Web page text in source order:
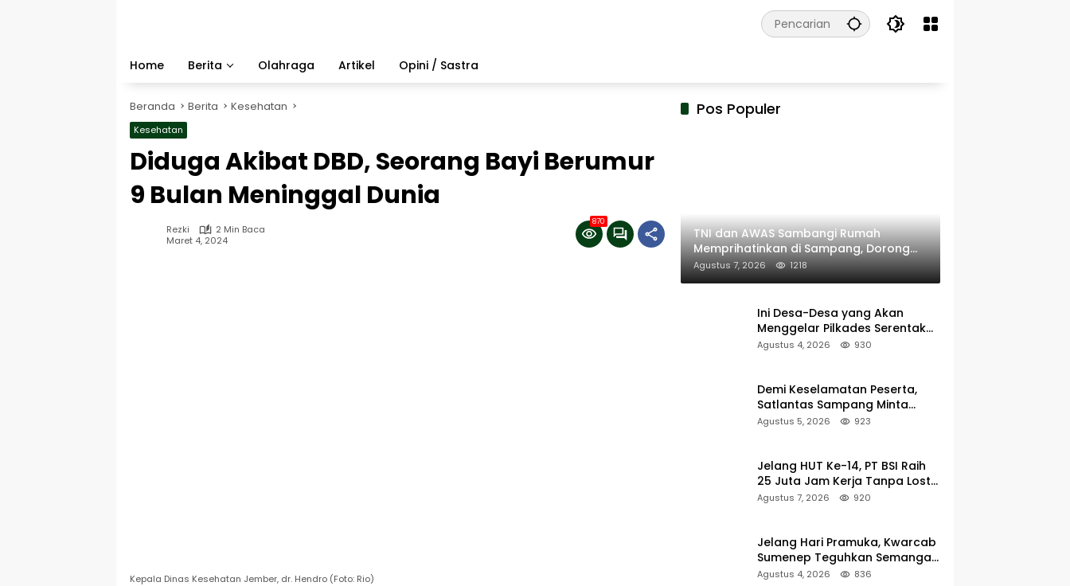
Home
Berita Olahraga Artikel Opini / Sastra
Beranda Berita Kesehatan
Kesehatan
Diduga Akibat DBD, Seorang Bayi Berumur
9 Bulan Meninggal Dunia
Rezki
2 Min Baca
Maret 4, 2024
870
Kepala Dinas Kesehatan Jember, dr. Hendro (Foto: Rio)
Pos Populer
TNI dan AWAS Sambangi Rumah
Memprihatinkan di Sampang, Dorong
Pemerintah Beri Bantuan RTLH
Agustus 7, 2026 1218
Ini Desa-Desa yang Akan
Menggelar Pilkades Serentak
2027 di Kabupaten Sumenep
Agustus 4, 2026 930
Demi Keselamatan Peserta,
Satlantas Sampang Minta
Latihan Gerak Jalan Pindah ke
Agustus 5, 2026 923
Jelang HUT Ke-14, PT BSI Raih
25 Juta Jam Kerja Tanpa Lost-
Time Injury
Agustus 7, 2026 920
Jelang Hari Pramuka, Kwarcab
Sumenep Teguhkan Semangat
Pengabdian Lewat Ziarah
Agustus 4, 2026 836